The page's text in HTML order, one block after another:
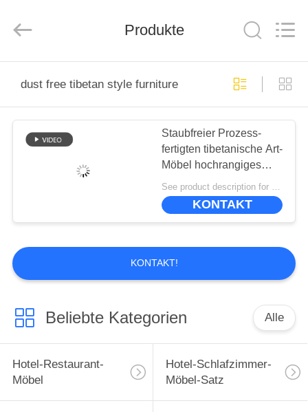
HAUSE
PRODUKTE
VR-
SHOW
UNS
WERKSBESICHTIGUNG
QUALITÄTSKONTROLLE
Rights
Produkte
dust free tibetan style furniture
Staubfreier Prozess-
fertigten tibetanische Art-
Möbel hochrangiges
besonders an
See product description for price MOQ:10
KONTAKT
KONTAKT!
Beliebte Kategorien Alle
Hotel-Restaurant-
Möbel
Hotel-Schlafzimmer-
Möbel-Satz